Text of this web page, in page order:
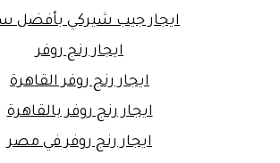
ايجار جيب شيركي بأفضل
ايجار رنج روفر
ايجار رنج روفر القاهرة
ايجار رنج روفر بالقاهرة
ايجار رنج روفر في مصر